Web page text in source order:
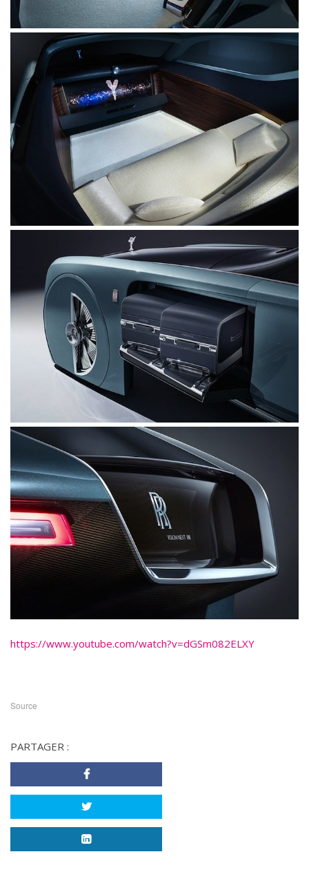
https://www.youtube.com/watch?v=dGSm082ELXY
Source
PARTAGER :